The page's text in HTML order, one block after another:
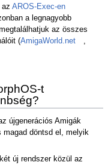
az AROS-Exec-en
a legnagyobb
az összes
(AmigaWorld.net
t
újgenerációs Amigák
döntsd el, melyik
új rendszer közül az